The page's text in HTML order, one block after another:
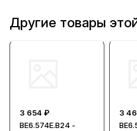
Другие товары
3 654 ₽
ВЕ6.574Е.В24 -
3